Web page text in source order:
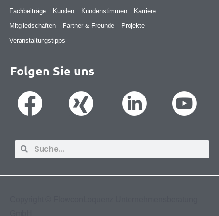
Fachbeiträge Kunden Kundenstimmen
Karriere
Mitgliedschaften
Partner & Freunde
Projekte
Veranstaltungstipps
Folgen Sie uns